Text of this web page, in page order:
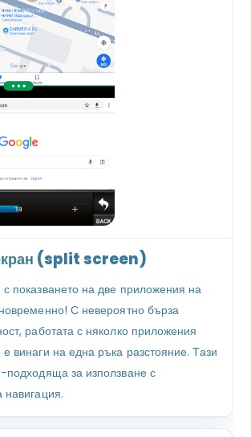
(split screen)
показването на две приложения на
С невероятно бърза
работата с няколко приложения
винаги на една ръка разстояние. Тази
за използване с